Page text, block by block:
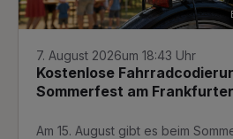
7. August 2026um 18:43 Uhr
Kostenlose
Sommerfest am
Am 15. August gibt es beim